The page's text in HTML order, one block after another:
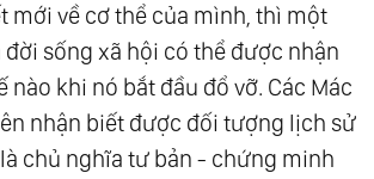
mới về cơ thể của mình, thì một
sống xã hội có thể được nhận
nào khi nó bắt đầu đổ vỡ. Các Mác
nhận biết được đối tượng lịch sử
chủ nghĩa tư bản - chứng minh